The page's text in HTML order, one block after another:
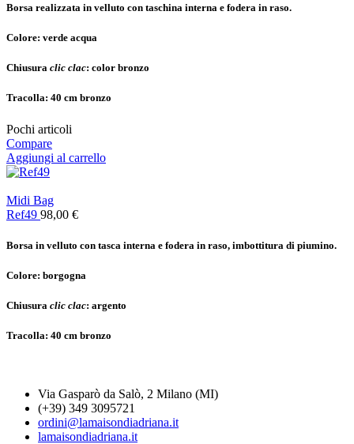
Borsa realizzata in velluto con taschina interna e fodera in raso.
Colore: verde acqua
Chiusura clic clac: color bronzo
Tracolla: 40 cm bronzo
Pochi articoli
Compare
Aggiungi al carrello
Midi Bag
Ref49 98,00 €
Borsa in velluto con tasca interna e fodera in raso, imbottitura di piumino.
Colore: borgogna
Chiusura clic clac: argento
Tracolla: 40 cm bronzo
Via Gasparò da Salò, 2 Milano (MI)
(+39) 349 3095721
ordini@lamaisondiadriana.it
lamaisondiadriana.it